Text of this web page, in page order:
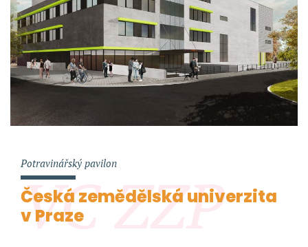
VC ZZP
Potravinářský pavilon
Česká zemědělská univerzita
v Praze